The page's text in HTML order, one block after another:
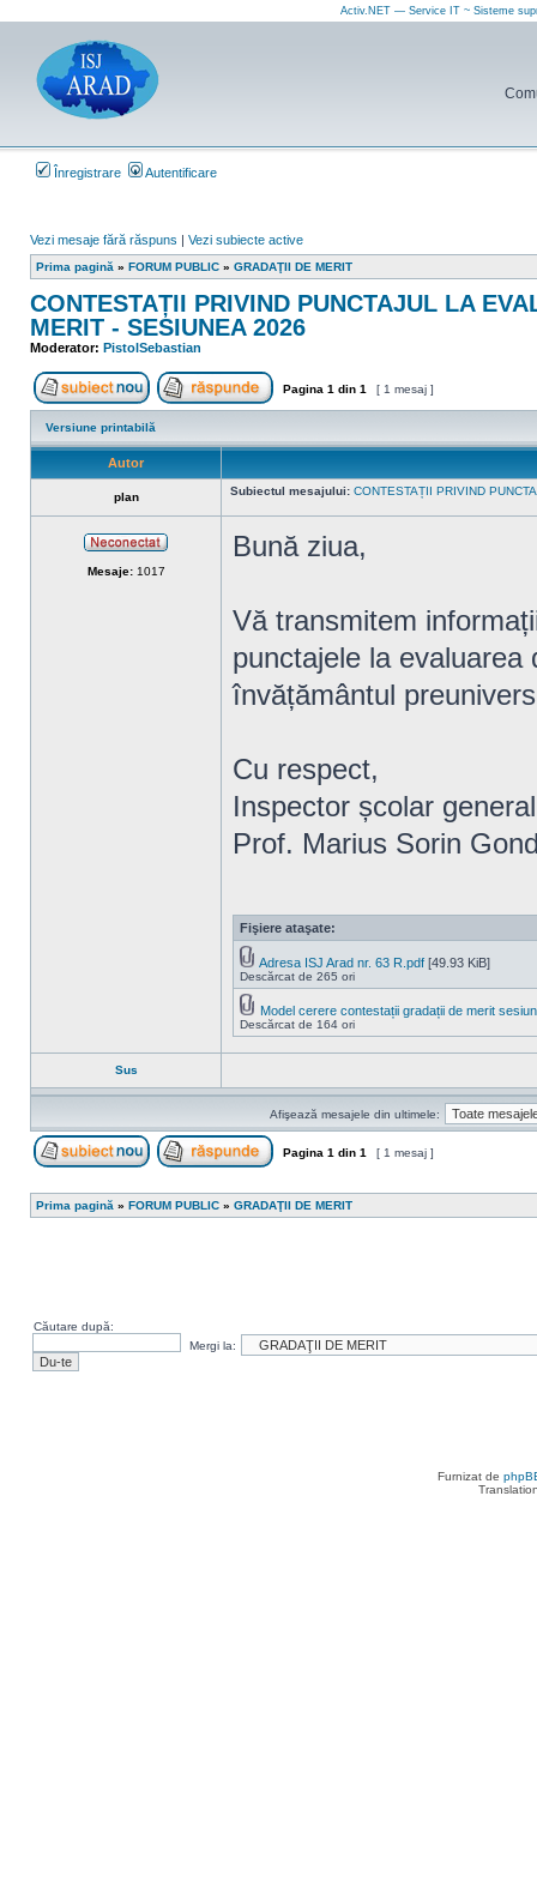
Activ.NET — Service IT ~ Sisteme
Înregistrare Autentificare
Vezi mesaje fără răspuns | Vezi subiecte active
Prima pagină » FORUM PUBLIC » GRADAŢII DE MERIT
CONTESTAȚII PRIVIND PUNCTAJUL LA
MERIT - SESIUNEA 2026
Moderator: PistolSebastian
Scrie un subiect nou Răspunde la subiect
Pagina 1 din 1 [ 1 mesaj ]
Versiune printabilă
Autor
plan Subiectul mesajului: CONTESTAȚII PRIVIND
Mesaje:1017
Bună ziua,
Vă transmitem
punctajele la
învățământul
Cu respect,
Inspector școlar general
Prof. Marius Sorin
Fişiere ataşate:
Adresa ISJ Arad nr. 63 R.pdf [49.93 KiB]
Descărcat de 265 ori
Model cerere contestații gradații de merit
Descărcat de 164 ori
Sus
Afişează mesajele din ultimele:
Pagina 1 din 1 [ 1 mesaj ]
Prima pagină » FORUM PUBLIC » GRADAŢII DE MERIT
Căutare după:
Mergi la:
Furnizat de